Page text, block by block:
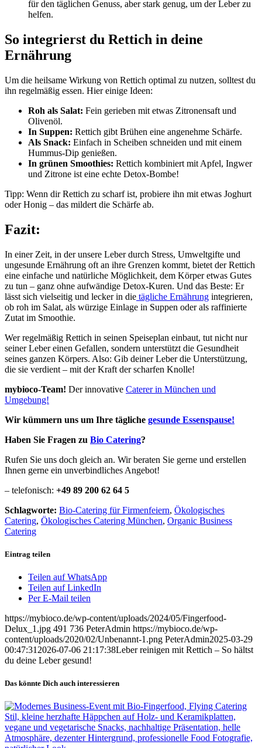
für den täglichen Genuss, aber stark genug, um der Leber zu
helfen.
So integrierst du Rettich in deine
Ernährung
Um die heilsame Wirkung von Rettich optimal zu nutzen, solltest du
ihn regelmäßig essen. Hier einige Ideen:
Roh als Salat: Fein gerieben mit etwas Zitronensaft und
Olivenöl.
In Suppen: Rettich gibt Brühen eine angenehme Schärfe.
Als Snack: Einfach in Scheiben schneiden und mit einem
Hummus-Dip genießen.
In grünen Smoothies: Rettich kombiniert mit Apfel, Ingwer
und Zitrone ist eine echte Detox-Bombe!
Tipp: Wenn dir Rettich zu scharf ist, probiere ihn mit etwas Joghurt
oder Honig – das mildert die Schärfe ab.
Fazit:
In einer Zeit, in der unsere Leber durch Stress, Umweltgifte und
ungesunde Ernährung oft an ihre Grenzen kommt, bietet der Rettich
eine einfache und natürliche Möglichkeit, dem Körper etwas Gutes
zu tun – ganz ohne aufwändige Detox-Kuren. Und das Beste: Er
lässt sich vielseitig und lecker in die tägliche Ernährung integrieren,
ob roh im Salat, als würzige Einlage in Suppen oder als raffinierte
Zutat im Smoothie.
Wer regelmäßig Rettich in seinen Speiseplan einbaut, tut nicht nur
seiner Leber einen Gefallen, sondern unterstützt die Gesundheit
seines ganzen Körpers. Also: Gib deiner Leber die Unterstützung,
die sie verdient – mit der Kraft der scharfen Knolle!
mybioco-Team! Der innovative Caterer in München und
Umgebung!
Wir kümmern uns um Ihre tägliche gesunde Essenspause!
Haben Sie Fragen zu Bio Catering?
Rufen Sie uns doch gleich an. Wir beraten Sie gerne und erstellen
Ihnen gerne ein unverbindliches Angebot!
– telefonisch: +49 89 200 62 64 5
Schlagworte: Bio-Catering für Firmenfeiern, Ökologisches
Catering, Ökologisches Catering München, Organic Business
Catering
Eintrag teilen
Teilen auf WhatsApp
Teilen auf LinkedIn
Per E-Mail teilen
https://mybioco.de/wp-content/uploads/2024/05/Fingerfood-
Delux_1.jpg 491 736 PeterAdmin https://mybioco.de/wp-
content/uploads/2020/02/Unbenannt-1.png PeterAdmin2025-03-29
00:47:31 2026-07-06 21:17:38Leber reinigen mit Rettich – So hältst
du deine Leber gesund!
Das könnte Dich auch interessieren